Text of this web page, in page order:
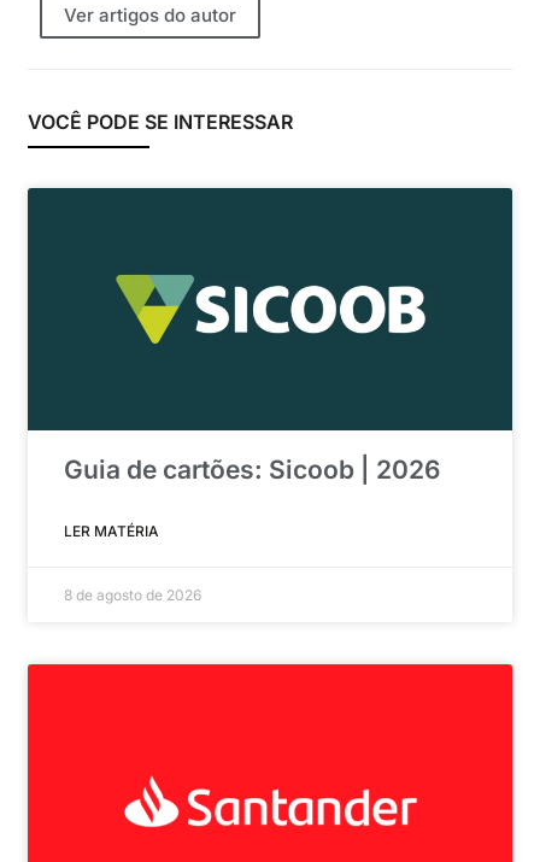
Ver artigos do autor
VOCÊ PODE SE INTERESSAR
Guia de cartões: Sicoob | 2026
LER MATÉRIA
8 de agosto de 2026